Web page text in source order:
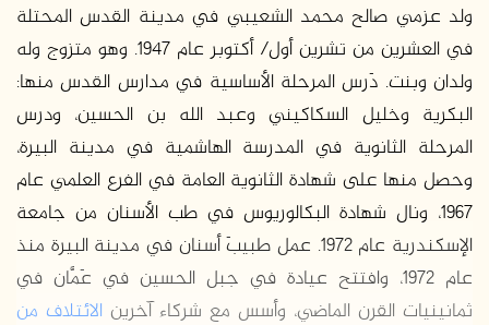
ولد عزمي صالح محمد الشعيبي في مدينة القدس المحتلة
في العشرين من تشرين أول/ أكتوبر عام 1947. وهو متزوج وله
ولدان وبنت. دَرس المرحلة الأساسية في مدارس القدس منها:
البكرية وخليل السكاكيني وعبد الله بن الحسين، ودرس
المرحلة الثانوية في المدرسة الهاشمية في مدينة البيرة،
وحصل منها على شهادة الثانوية العامة في الفرع العلمي عام
1967، ونال شهادة البكالوريوس في طب الأسنان من جامعة
الإسكندرية عام 1972. عمل طبيبَ أسنان في مدينة البيرة منذ
عام 1972، وافتتح عيادة في جبل الحسين في عَمَّان في
ثمانينيات القرن الماضي، وأسس مع شركاء آخرين الائتلاف من